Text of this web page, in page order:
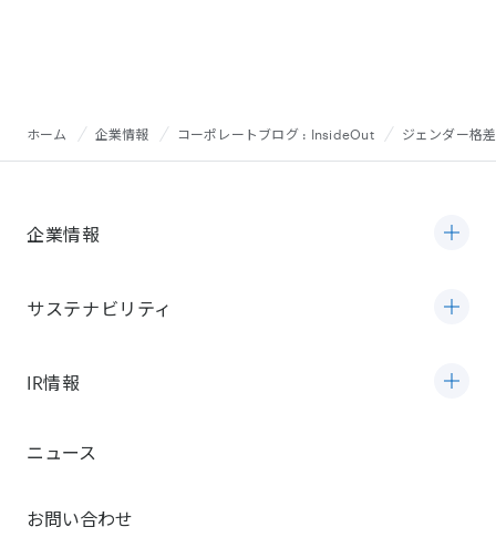
ホーム 企業情報 コーポレートブログ : InsideOut ジェンダー格
企業情報
サステナビリティ
IR情報
ニュース
お問い合わせ